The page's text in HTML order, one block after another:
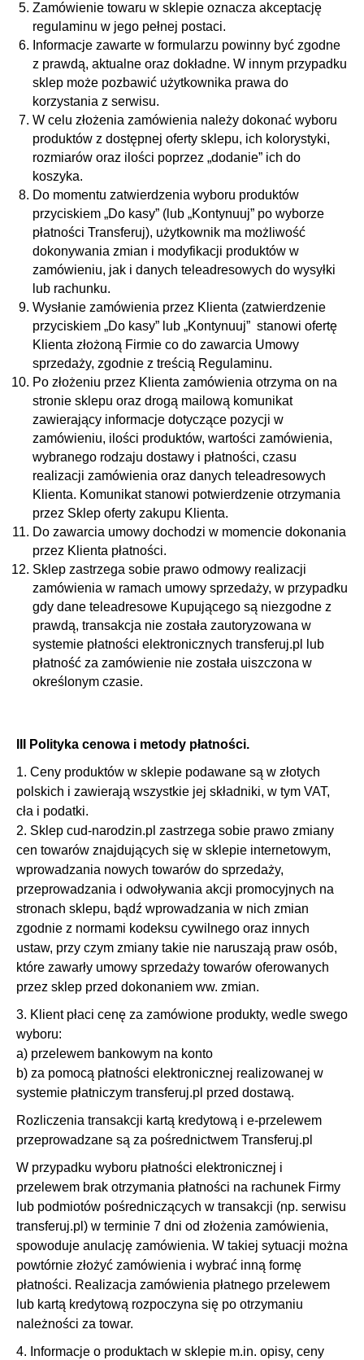
Zamówienie towaru w sklepie oznacza akceptację
regulaminu w jego pełnej postaci.
Informacje zawarte w formularzu powinny być zgodne
z prawdą, aktualne oraz dokładne. W innym przypadku
sklep może pozbawić użytkownika prawa do
korzystania z serwisu.
W celu złożenia zamówienia należy dokonać wyboru
produktów z dostępnej oferty sklepu, ich kolorystyki,
rozmiarów oraz ilości poprzez „dodanie” ich do
koszyka.
Do momentu zatwierdzenia wyboru produktów
przyciskiem „Do kasy” (lub „Kontynuuj” po wyborze
płatności Transferuj), użytkownik ma możliwość
dokonywania zmian i modyfikacji produktów w
zamówieniu, jak i danych teleadresowych do wysyłki
lub rachunku.
Wysłanie zamówienia przez Klienta (zatwierdzenie
przyciskiem „Do kasy” lub „Kontynuuj” stanowi ofertę
Klienta złożoną Firmie co do zawarcia Umowy
sprzedaży, zgodnie z treścią Regulaminu.
Po złożeniu przez Klienta zamówienia otrzyma on na
stronie sklepu oraz drogą mailową komunikat
zawierający informacje dotyczące pozycji w
zamówieniu, ilości produktów, wartości zamówienia,
wybranego rodzaju dostawy i płatności, czasu
realizacji zamówienia oraz danych teleadresowych
Klienta. Komunikat stanowi potwierdzenie otrzymania
przez Sklep oferty zakupu Klienta.
Do zawarcia umowy dochodzi w momencie dokonania
przez Klienta płatności.
Sklep zastrzega sobie prawo odmowy realizacji
zamówienia w ramach umowy sprzedaży, w przypadku
gdy dane teleadresowe Kupującego są niezgodne z
prawdą, transakcja nie została zautoryzowana w
systemie płatności elektronicznych transferuj.pl lub
płatność za zamówienie nie została uiszczona w
określonym czasie.
III Polityka cenowa i metody płatności.
1. Ceny produktów w sklepie podawane są w złotych
polskich i zawierają wszystkie jej składniki, w tym VAT,
cła i podatki.
2. Sklep cud-narodzin.pl zastrzega sobie prawo zmiany
cen towarów znajdujących się w sklepie internetowym,
wprowadzania nowych towarów do sprzedaży,
przeprowadzania i odwoływania akcji promocyjnych na
stronach sklepu, bądź wprowadzania w nich zmian
zgodnie z normami kodeksu cywilnego oraz innych
ustaw, przy czym zmiany takie nie naruszają praw osób,
które zawarły umowy sprzedaży towarów oferowanych
przez sklep przed dokonaniem ww. zmian.
3. Klient płaci cenę za zamówione produkty, wedle swego
wyboru:
a) przelewem bankowym na konto
b) za pomocą płatności elektronicznej realizowanej w
systemie płatniczym transferuj.pl przed dostawą.
Rozliczenia transakcji kartą kredytową i e-przelewem
przeprowadzane są za pośrednictwem Transferuj.pl
W przypadku wyboru płatności elektronicznej i
przelewem brak otrzymania płatności na rachunek Firmy
lub podmiotów pośredniczących w transakcji (np. serwisu
transferuj.pl) w terminie 7 dni od złożenia zamówienia,
spowoduje anulację zamówienia. W takiej sytuacji można
powtórnie złożyć zamówienia i wybrać inną formę
płatności. Realizacja zamówienia płatnego przelewem
lub kartą kredytową rozpoczyna się po otrzymaniu
należności za towar.
4. Informacje o produktach w sklepie m.in. opisy, ceny